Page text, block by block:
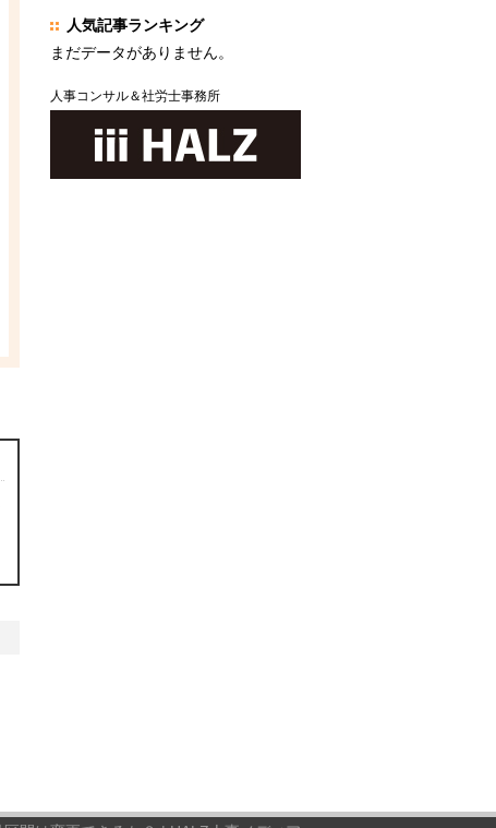
人気記事ランキング
まだデータがありません。
人事コンサル＆社労士事務所